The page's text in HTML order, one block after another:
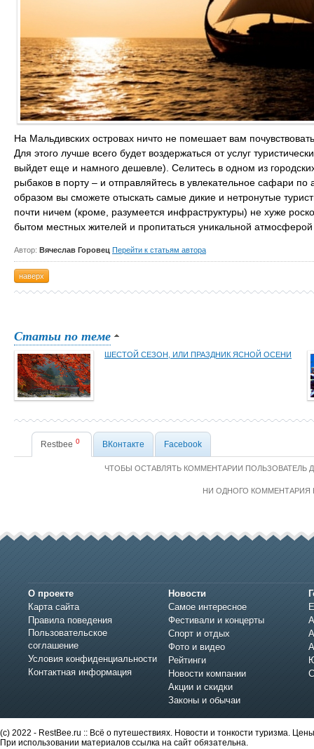
На Мальдивских островах ничто не помешает вам
Для этого лучше всего будет воздержаться от услуг
выйдет еще и намного дешевле). Селитесь в одном из
рыбаков в порту – и отправляйтесь в увлекательное сафари
образом вы сможете отыскать самые дикие и нетронутые
почти ничем (кроме, разумеется инфраструктуры) не хуже
бытом местных жителей и пропитаться уникальной
Автор: Вячеслав Горовец Перейти к статьям автора
наверх
Статьи по теме
ШЕСТОЙ СЕЗОН, ИЛИ ПРАЗДНИК ЯСНОЙ ОСЕНИ
Restbee 0 ВКонтакте Facebook
ЧТОБЫ ОСТАВЛЯТЬ КОММЕНТАРИИ
НИ ОДНОГО КОММЕНТАРИЯ
О проекте
Карта сайта
Правила поведения
Пользовательское
соглашение
Условия конфиденциальности
Контактная информация
Новости
Самое интересное
Фестивали и концерты
Спорт и отдых
Фото и видео
Рейтинги
Новости компании
Акции и скидки
Законы и обычаи
(c) 2022 - RestBee.ru :: Всё о путешествиях. Новости и тонкости туризма.
При использовании материалов ссылка на сайт обязательна.